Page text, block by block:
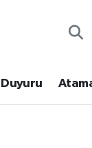
Duyuru